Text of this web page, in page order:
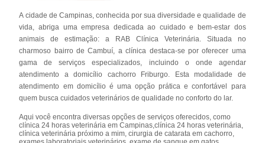
A cidade de Campinas, conhecida por sua diversidade e qualidade de
vida, abriga uma empresa dedicada ao cuidado e bem-estar dos
animais de estimação: a RAB Clínica Veterinária. Situada no
charmoso bairro de Cambuí, a clínica destaca-se por oferecer uma
gama de serviços especializados, incluindo o onde agendar
atendimento a domicílio cachorro Friburgo. Esta modalidade de
atendimento em domicílio é uma opção prática e confortável para
quem busca cuidados veterinários de qualidade no conforto do lar.
Aqui você encontra diversas opções de serviços oferecidos, como
clínica 24 horas veterinária em Campinas,clínica 24 horas veterinária,
clínica veterinária próximo a mim, cirurgia de catarata em cachorro,